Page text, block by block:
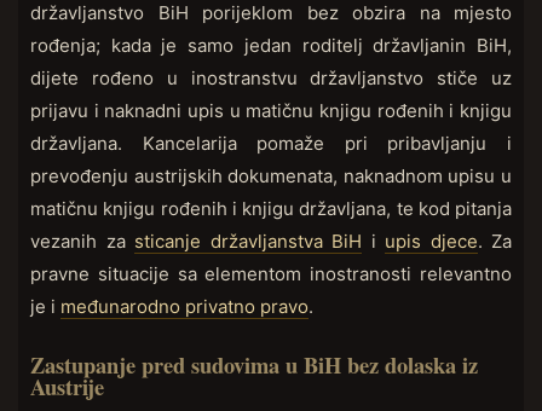
državljanstvo BiH porijeklom bez obzira na mjesto
rođenja; kada je samo jedan roditelj državljanin BiH,
dijete rođeno u inostranstvu državljanstvo stiče uz
prijavu i naknadni upis u matičnu knjigu rođenih i knjigu
državljana. Kancelarija pomaže pri pribavljanju i
prevođenju austrijskih dokumenata, naknadnom upisu u
matičnu knjigu rođenih i knjigu državljana, te kod pitanja
vezanih za sticanje državljanstva BiH i upis djece. Za
pravne situacije sa elementom inostranosti relevantno
je i međunarodno privatno pravo.
Zastupanje pred sudovima u BiH bez dolaska iz
Austrije